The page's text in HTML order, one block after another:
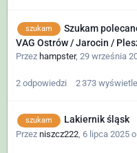
szukam
Szukam
VAG Ostrów / Jarocin /
Przez hampster, 29 września
2 odpowiedzi 2 373
szukam Lakiernik śląsk
Przez niszcz222 6 lipca 2025